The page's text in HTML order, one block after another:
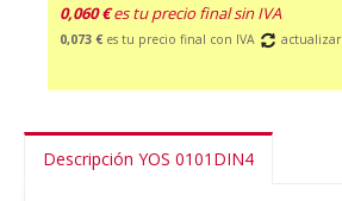
0,060 € es tu precio final sin IVA
0,073 € es tu precio final con IVA actualizar
Descripción YOS 0101DIN4